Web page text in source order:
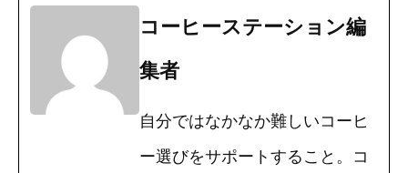
コーヒーステーション編
集者
自分ではなかなか難しいコーヒ
ー選びをサポートすること。コ